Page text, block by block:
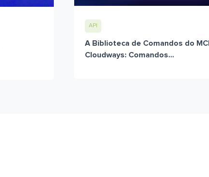
API
A Biblioteca de Comandos do
Cloudways: Comandos...